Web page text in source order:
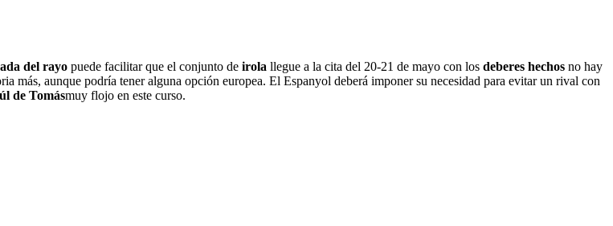
del rayo puede facilitar que el conjunto de irola llegue a la cita del 20-21 de mayo con los deberes hechos no hay
más, aunque podría tener alguna opción europea. El Espanyol deberá imponer su necesidad para evitar un rival con
de Tomásmuy flojo en este curso.